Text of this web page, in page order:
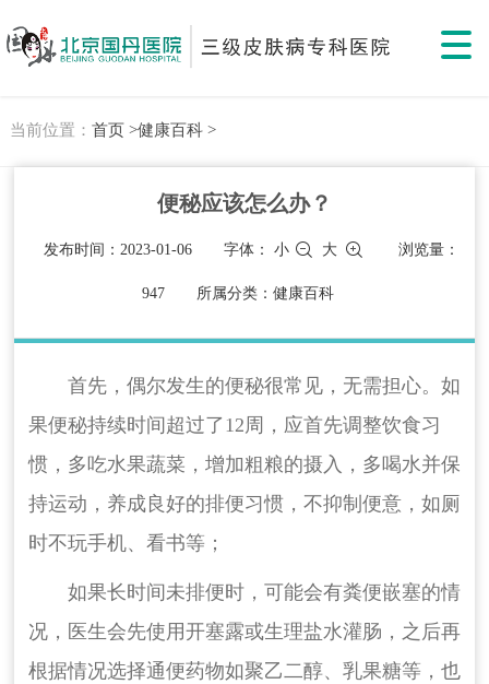
当前位置： 首页 >健康百科 >
便秘应该怎么办？
发布时间：2023-01-06 字体：小 大 浏览量：
947 所属分类：健康百科
首先，偶尔发生的便秘很常见，无需担心。如
果便秘持续时间超过了12周，应首先调整饮食习
惯，多吃水果蔬菜，增加粗粮的摄入，多喝水并保
持运动，养成良好的排便习惯，不抑制便意，如厕
时不玩手机、看书等；
如果长时间未排便时，可能会有粪便嵌塞的情
况，医生会先使用开塞露或生理盐水灌肠，之后再
根据情况选择通便药物如聚乙二醇、乳果糖等，也